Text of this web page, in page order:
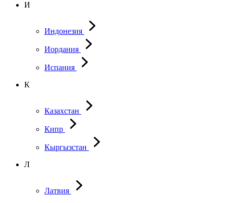
И
Индонезия
Иордания
Испания
К
Казахстан
Кипр
Кыргызстан
Л
Латвия